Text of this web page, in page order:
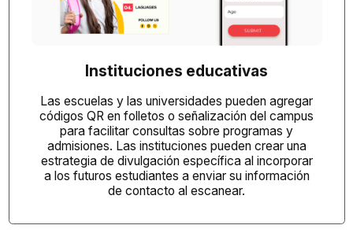
Instituciones educativas
Las escuelas y las universidades pueden agregar
códigos QR en folletos o señalización del campus
para facilitar consultas sobre programas y
admisiones. Las instituciones pueden crear una
estrategia de divulgación específica al incorporar
a los futuros estudiantes a enviar su información
de contacto al escanear.